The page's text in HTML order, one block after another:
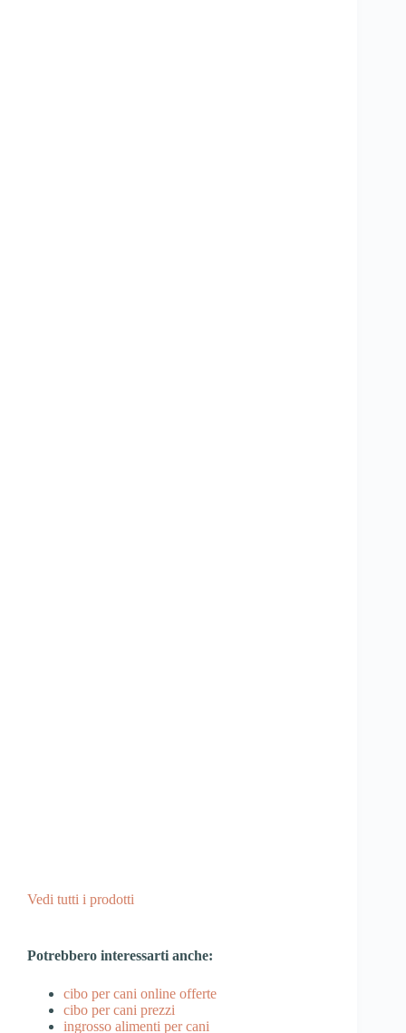
Vedi tutti i prodotti
Potrebbero interessarti anche:
cibo per cani online offerte
cibo per cani prezzi
ingrosso alimenti per cani